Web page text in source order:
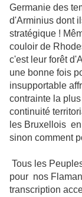
Germanie des
d'Arminius dont
stratégique !
couloir de
c'est leur forêt
une bonne fois
insupportable
contrainte la
continuité
les Bruxellois
sinon comment
Tous les
pour nos
transcription